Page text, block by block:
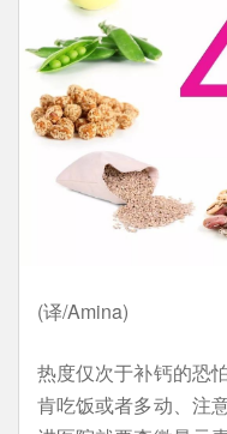
(译/Amina)
热度仅次于补钙的恐
肯吃饭或者多动、注